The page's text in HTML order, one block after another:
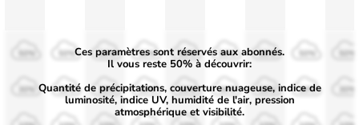
50%
30%
50%
30%
50%
30%
50%
30%
50%
30%
50%
30%
50%
30%
Ces paramètres sont réservés aux abonnés.
Il vous reste 50% à découvrir:
Quantité de précipitations, couverture nuageuse, indice de
luminosité, indice UV, humidité de l'air, pression
atmosphérique et visibilité.